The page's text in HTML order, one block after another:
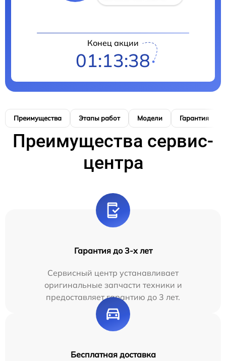
Конец акции
01:13:37
Преимущества Этапы работ Модели Гарантия
Преимущества сервис-
центра
Гарантия до 3-х лет
Сервисный центр устанавливает
оригинальные запчасти техники и
предоставляет гарантию до 3 лет.
Бесплатная доставка